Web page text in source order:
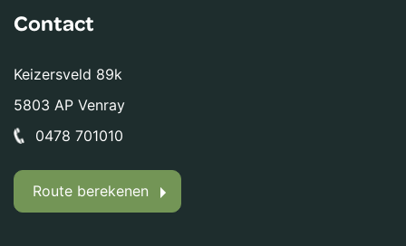
Contact
Keizersveld 89k
5803 AP Venray
0478 701010
Route berekenen